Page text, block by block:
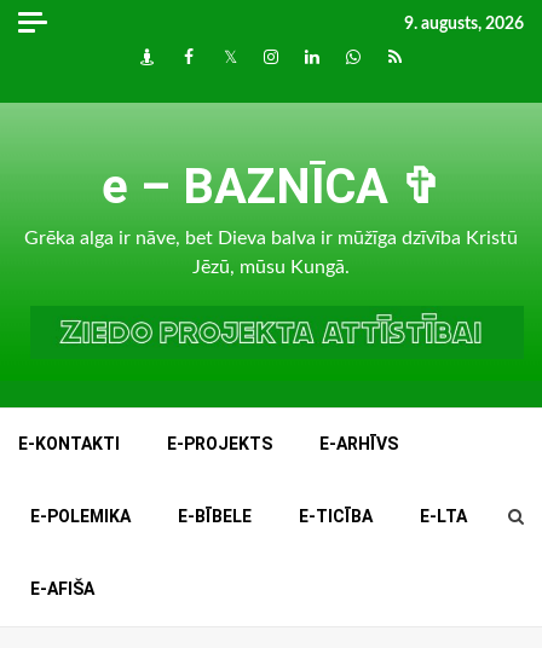
Skip
9. augusts, 2026
DraugiemFacebook
TwitterInstagram
LinkedInwhatsapp
RSS
e – BAZNĪCA ✞
Grēka alga ir nāve, bet Dieva balva ir mūžīga dzīvība Kristū
Jēzū, mūsu Kungā.
E-KONTAKTI E-PROJEKTS E-ARHĪVS
E-POLEMIKA E-BĪBELE E-TICĪBA E-LTA
E-AFIŠA